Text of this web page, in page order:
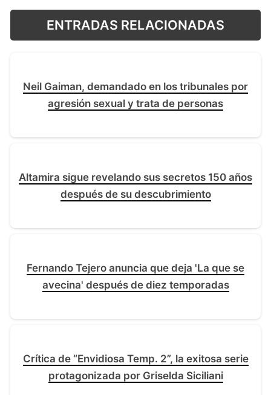
ENTRADAS RELACIONADAS
Neil Gaiman, demandado en los tribunales por
agresión sexual y trata de personas
Altamira sigue revelando sus secretos 150 años
después de su descubrimiento
Fernando Tejero anuncia que deja 'La que se
avecina' después de diez temporadas
Crítica de “Envidiosa Temp. 2”, la exitosa serie
protagonizada por Griselda Siciliani